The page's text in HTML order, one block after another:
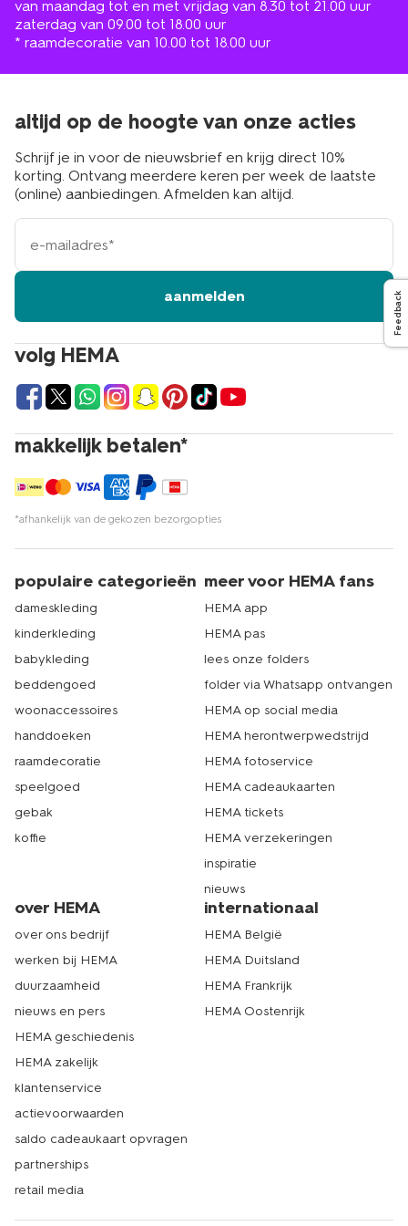
Feedback
van maandag tot en met vrijdag van 8.30 tot 21.00 uur
zaterdag van 09.00 tot 18.00 uur
* raamdecoratie van 10.00 tot 18.00 uur
volg HEMA
makkelijk betalen*
*afhankelijk van de gekozen bezorgopties
altijd op de hoogte van onze acties
Schrijf je in voor de nieuwsbrief en krijg direct 10%
korting. Ontvang meerdere keren per week de laatste
(online) aanbiedingen. Afmelden kan altijd.
e-
mailadres
aanmelden
populaire categorieën
dameskleding
kinderkleding
babykleding
beddengoed
woonaccessoires
handdoeken
raamdecoratie
speelgoed
gebak
koffie
meer voor HEMA fans
HEMA app
HEMA pas
lees onze folders
folder via Whatsapp ontvangen
HEMA op social media
HEMA herontwerpwedstrijd
HEMA fotoservice
HEMA cadeaukaarten
HEMA tickets
HEMA verzekeringen
inspiratie
nieuws
over HEMA
over ons bedrijf
werken bij HEMA
duurzaamheid
nieuws en pers
HEMA geschiedenis
HEMA zakelijk
klantenservice
actievoorwaarden
saldo cadeaukaart opvragen
partnerships
retail media
internationaal
HEMA België
HEMA Duitsland
HEMA Frankrijk
HEMA Oostenrijk